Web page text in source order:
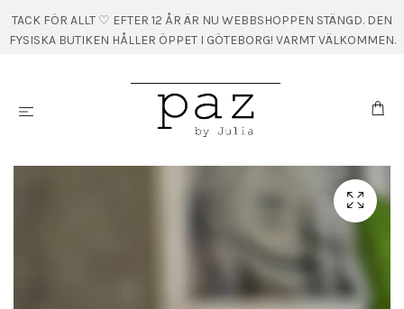
TACK FÖR ALLT ♡ EFTER 12 ÅR ÄR NU WEBBSHOPPEN STÄNGD. DEN
FYSISKA BUTIKEN HÅLLER ÖPPET I GÖTEBORG! VARMT VÄLKOMMEN.